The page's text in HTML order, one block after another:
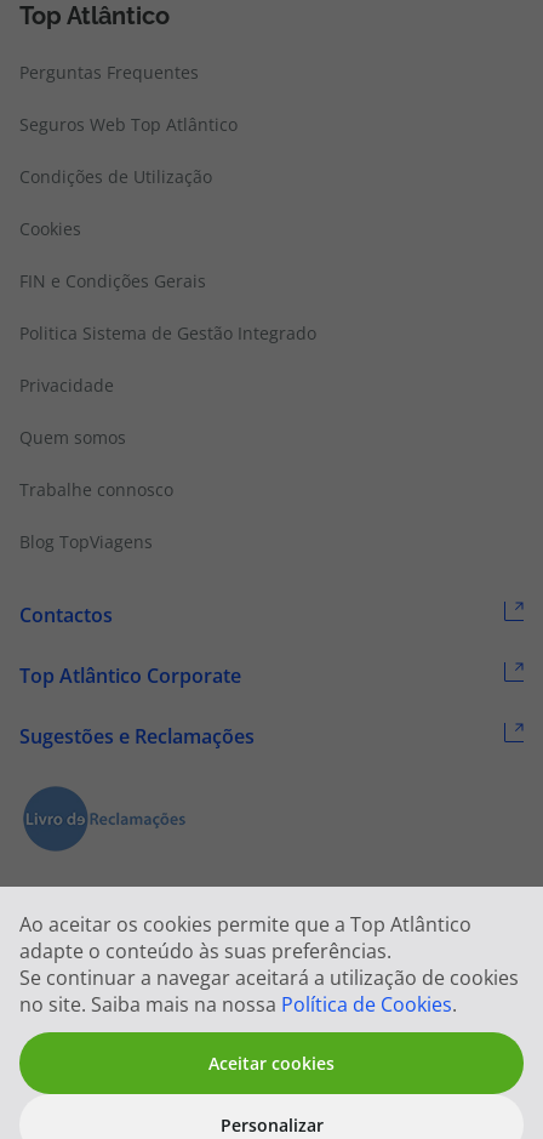
Ao aceitar os cookies permite que a Top Atlântico
adapte o conteúdo às suas preferências.
Se continuar a navegar aceitará a utilização de cookies
no site. Saiba mais na nossa Política de Cookies.
Aceitar cookies
Personalizar
Top Atlântico
Perguntas Frequentes
Seguros Web Top Atlântico
Condições de Utilização
Cookies
FIN e Condições Gerais
Politica Sistema de Gestão Integrado
Privacidade
Quem somos
Trabalhe connosco
Blog TopViagens
Contactos
Top Atlântico Corporate
Sugestões e Reclamações
2026 © Todos os direitos reservados:Top Atlântico, Viagens e Turismo